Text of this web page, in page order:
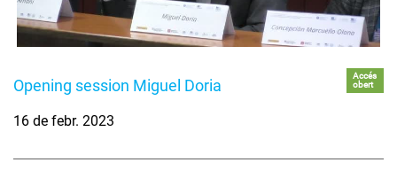
Opening session Miguel Doria
Accés
obert
16 de febr. 2023